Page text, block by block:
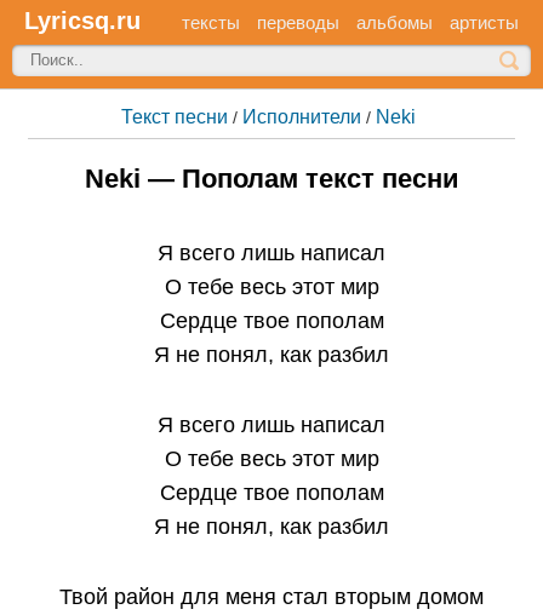
Lyricsq.ru тексты переводы альбомы артисты
Текст песни / Исполнители / Neki
Neki — Пополам текст песни
Я всего лишь написал
О тебе весь этот мир
Сердце твое пополам
Я не понял, как разбил
Я всего лишь написал
О тебе весь этот мир
Сердце твое пополам
Я не понял, как разбил
Твой район для меня стал вторым домом